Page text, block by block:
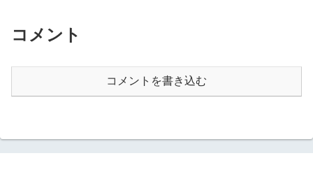
コメント
コメントを書き込む